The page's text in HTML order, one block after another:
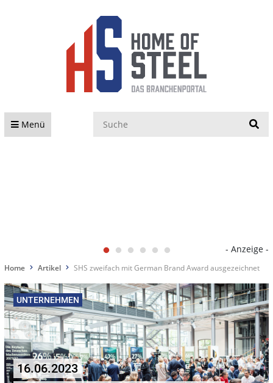
Menü
- Anzeige -
Home Artikel SHS zweifach mit German Brand Award ausgezeichnet
UNTERNEHMEN
16.06.2023